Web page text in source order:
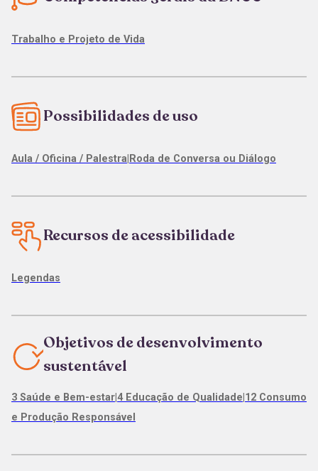
Trabalho e Projeto de Vida
Possibilidades de uso
Aula / Oficina / Palestra Roda de Conversa ou Diálogo
Recursos de acessibilidade
Legendas
Objetivos de desenvolvimento
sustentável
3 Saúde e Bem-estar4 Educação de Qualidade 12 Consumo
e Produção Responsável